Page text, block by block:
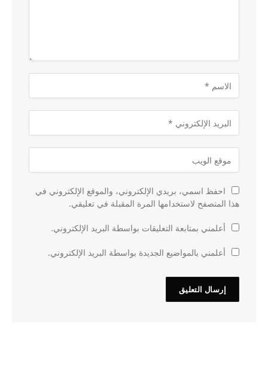
احفظ اسمي، بريدي الإلكتروني، والموقع الإلكتروني في
هذا المتصفح لاستخدامها المرة المقبلة في تعليقي.
أعلمني بمتابعة التعليقات بواسطة البريد الإلكتروني.
أعلمني بالمواضيع الجديدة بواسطة البريد الإلكتروني.